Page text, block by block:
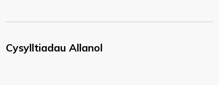
Cysylltiadau Allanol